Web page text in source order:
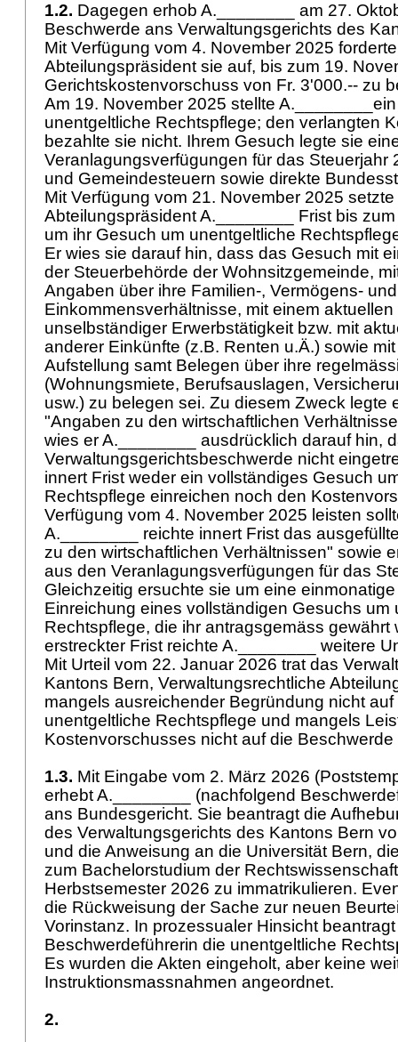
1.2. Dagegen erhob A.________ am 27.
Beschwerde ans Verwaltungsgerichts des
Mit Verfügung vom 4. November 2025
Abteilungspräsident sie auf, bis zum 19.
Gerichtskostenvorschuss von Fr. 3'000.-- zu
Am 19. November 2025 stellte
unentgeltliche Rechtspflege; den verlangten
bezahlte sie nicht. Ihrem Gesuch legte sie
Veranlagungsverfügungen für das Steuerjahr
und Gemeindesteuern sowie direkte
Mit Verfügung vom 21. November 2025 setzte
Abteilungspräsident A.________ Frist bis
um ihr Gesuch um unentgeltliche
Er wies sie darauf hin, dass das Gesuch mit
der Steuerbehörde der Wohnsitzgemeinde,
Angaben über ihre Familien-, Vermögens- und
Einkommensverhältnisse, mit einem
unselbständiger Erwerbstätigkeit bzw. mit
anderer Einkünfte (z.B. Renten u.Ä.) sowie
Aufstellung samt Belegen über ihre
(Wohnungsmiete, Berufsauslagen,
usw.) zu belegen sei. Zu diesem Zweck legte
"Angaben zu den wirtschaftlichen
wies er A.________ ausdrücklich darauf hin,
Verwaltungsgerichtsbeschwerde nicht
innert Frist weder ein vollständiges Gesuch
Rechtspflege einreichen noch den
Verfügung vom 4. November 2025 leisten
A.________ reichte innert Frist das
zu den wirtschaftlichen Verhältnissen" sowie
aus den Veranlagungsverfügungen für das
Gleichzeitig ersuchte sie um eine
Einreichung eines vollständigen Gesuchs um
Rechtspflege, die ihr antragsgemäss gewährt
erstreckter Frist reichte A.________ weitere
Mit Urteil vom 22. Januar 2026 trat das
Kantons Bern, Verwaltungsrechtliche
mangels ausreichender Begründung nicht
unentgeltliche Rechtspflege und mangels
Kostenvorschusses nicht auf die
1.3. Mit Eingabe vom 2. März 2026
erhebt A.________ (nachfolgend
ans Bundesgericht. Sie beantragt die
des Verwaltungsgerichts des Kantons Bern
und die Anweisung an die Universität Bern,
zum Bachelorstudium der
Herbstsemester 2026 zu immatrikulieren.
die Rückweisung der Sache zur neuen
Vorinstanz. In prozessualer Hinsicht
Beschwerdeführerin die unentgeltliche
Es wurden die Akten eingeholt, aber keine
Instruktionsmassnahmen angeordnet.
2.